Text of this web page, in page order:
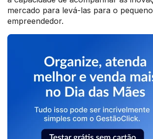
mercado para levá-las para o
empreendedor.